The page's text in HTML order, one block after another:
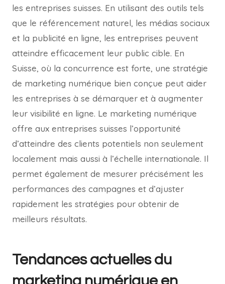
les entreprises suisses. En utilisant des outils tels
que le référencement naturel, les médias sociaux
et la publicité en ligne, les entreprises peuvent
atteindre efficacement leur public cible. En
Suisse, où la concurrence est forte, une stratégie
de marketing numérique bien conçue peut aider
les entreprises à se démarquer et à augmenter
leur visibilité en ligne. Le marketing numérique
offre aux entreprises suisses l’opportunité
d’atteindre des clients potentiels non seulement
localement mais aussi à l’échelle internationale. Il
permet également de mesurer précisément les
performances des campagnes et d’ajuster
rapidement les stratégies pour obtenir de
meilleurs résultats.
Tendances actuelles du